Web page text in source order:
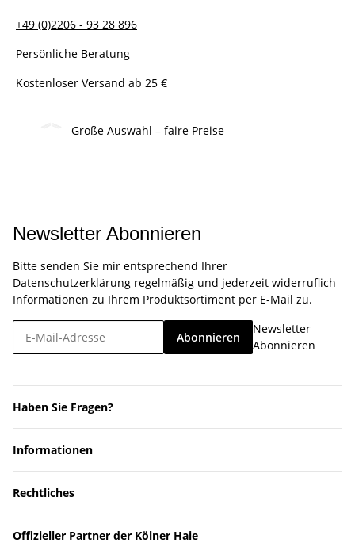
+49 (0)2206 - 93 28 896
Persönliche Beratung
Kostenloser Versand ab 25 €
Große Auswahl – faire Preise
Newsletter Abonnieren
Bitte senden Sie mir entsprechend Ihrer
Datenschutzerklärung regelmäßig und jederzeit widerruflich
Informationen zu Ihrem Produktsortiment per E-Mail zu.
Abonnieren
Newsletter
Abonnieren
Haben Sie Fragen?
Informationen
Rechtliches
Offizieller Partner der Kölner Haie